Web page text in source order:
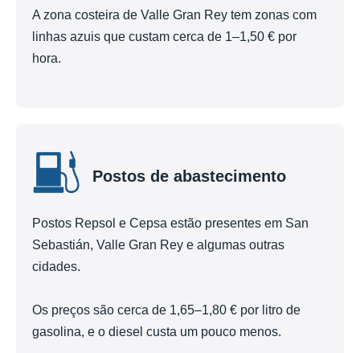
A zona costeira de Valle Gran Rey tem zonas com
linhas azuis que custam cerca de 1–1,50 € por
hora.
Postos de abastecimento
Postos Repsol e Cepsa estão presentes em San
Sebastián, Valle Gran Rey e algumas outras
cidades.
Os preços são cerca de 1,65–1,80 € por litro de
gasolina, e o diesel custa um pouco menos.